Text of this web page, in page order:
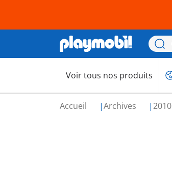
Voir tous nos produits
Accueil Archives 2010